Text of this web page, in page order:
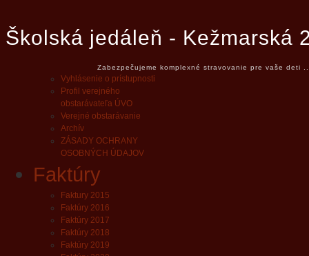
Školská jedáleň - Kežmarská
Zabezpečujeme komplexné stravovanie pre vaše deti
Vyhlásenie o prístupnosti
Profil verejného
obstarávateľa ÚVO
Verejné obstarávanie
Archív
ZÁSADY OCHRANY
OSOBNÝCH ÚDAJOV
Faktúry
Faktury 2015
Faktúry 2016
Faktúry 2017
Faktúry 2018
Faktúry 2019